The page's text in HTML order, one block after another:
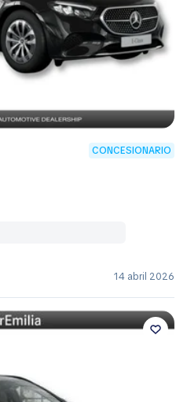
CONCESIONARIO
14 abril 2026